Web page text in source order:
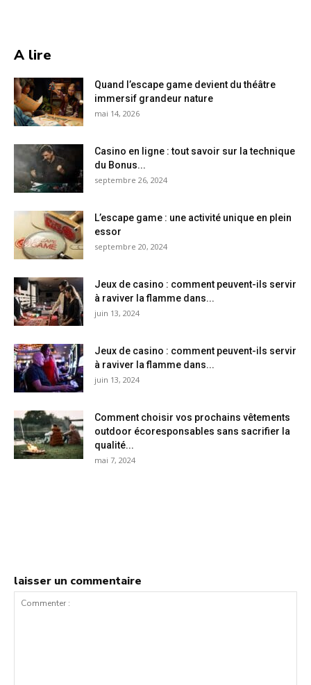
A lire
Quand l’escape game devient du théâtre
immersif grandeur nature
mai 14, 2026
Casino en ligne : tout savoir sur la technique
du Bonus...
septembre 26, 2024
L’escape game : une activité unique en plein
essor
septembre 20, 2024
Jeux de casino : comment peuvent-ils servir
à raviver la flamme dans...
juin 13, 2024
Jeux de casino : comment peuvent-ils servir
à raviver la flamme dans...
juin 13, 2024
Comment choisir vos prochains vêtements
outdoor écoresponsables sans sacrifier la
qualité...
mai 7, 2024
laisser un commentaire